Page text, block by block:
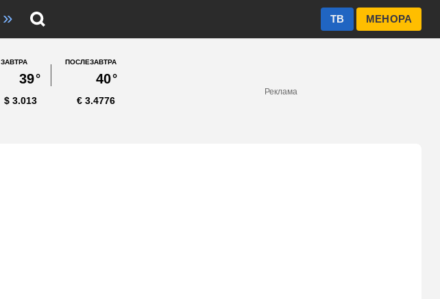
» МЕНОРА
ТВ
ЗАВТРА
39°
ПОСЛЕЗАВТРА
40°
3.013
$ 3.4776
€
Реклама